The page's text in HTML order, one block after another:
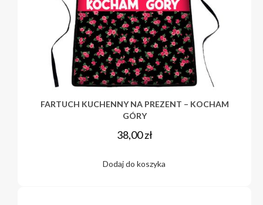
FARTUCH KUCHENNY NA PREZENT – KOCHAM
GÓRY
38,00zł
Dodaj do koszyka